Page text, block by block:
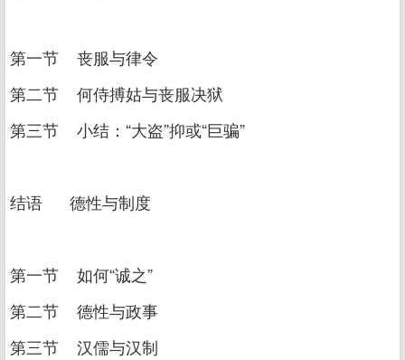
第一节 丧服与律令
第二节 何侍搏姑与丧服决狱
第三节 小结：“大盗”抑或“巨骗”
结语 德性与制度
第一节 如何“诚之”
第二节 德性与政事
第三节 汉儒与汉制